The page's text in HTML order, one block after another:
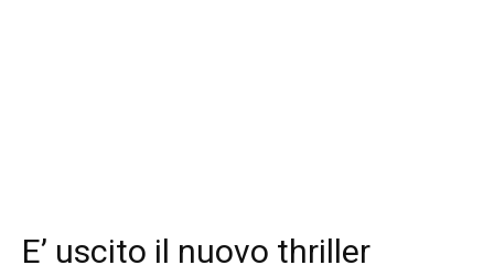
E’ uscito il nuovo thriller